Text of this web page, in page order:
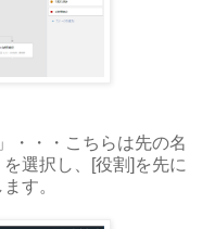
・・・こちらは先の名
選択し、[役割]を先に
す。